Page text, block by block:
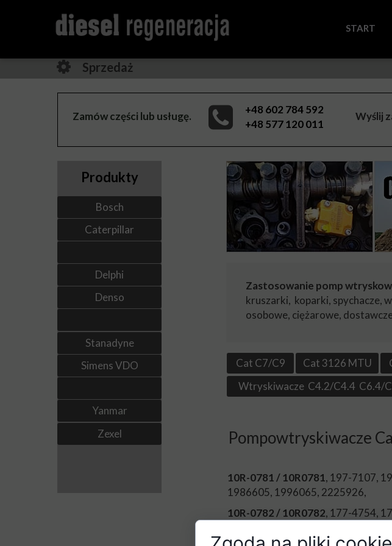
START
+48 602 784 592
+48 577 120 011
Wyślij
Zamów części lub usługę.
Zastosowanie pomp
kruszarki, koparki, spychacze,
osobowe, ciężarowe,
Sprzedaż
Pompowtryskiwacze
Cat 3126 MTU
Cat C7/C9
Wtryskiwacze C4.2/C4.4 C6.4/
Produkty
Bosch
Simens VDO
Yanmar
Delphi
Denso
Stanadyne
Caterpillar
Zexel
10R-0781 / 10R0781, 197-7107,
1986605, 1996065, 2225926,
10R-0782 / 10R0782, 177-4754,